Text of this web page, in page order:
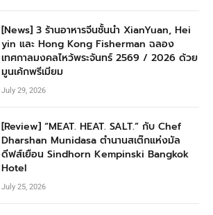
[News] 3 ร้านอาหารจีนชั้นนำ XianYuan, Hei
yin และ Hong Kong Fisherman ฉลอง
เทศกาลมงคลไหว้พระจันทร์ 2569 / 2026 ด้วย
มูนเค้กพรีเมียม
July 29, 2026
[Review] “MEAT. HEAT. SALT.” กับ Chef
Dharshan Munidasa ตำนานสเต๊กแห่งมัล
ดีฟส์เยือน Sindhorn Kempinski Bangkok
Hotel
July 25, 2026